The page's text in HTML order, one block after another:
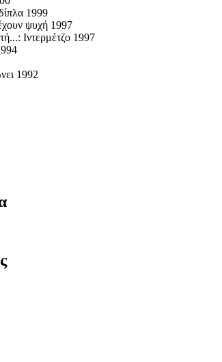
1999
ψυχή 1997
Ιντερμέτζο 1997
1992